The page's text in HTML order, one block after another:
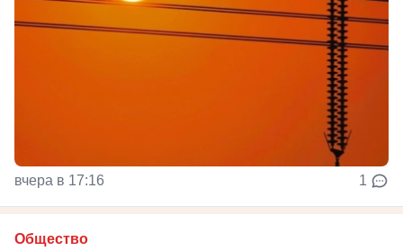
вчера в 17:16 1
Общество